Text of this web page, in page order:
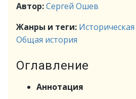
Автор:Сергей Ошев
Жанры и теги:
Общая история
Оглавление
Аннотация